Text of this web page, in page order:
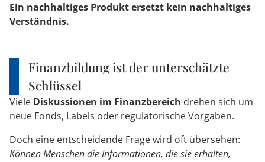
Ein nachhaltiges Produkt ersetzt kein nachhaltiges
Verständnis.
Finanzbildung ist der unterschätzte
Schlüssel
Viele Diskussionen im Finanzbereich drehen sich um
neue Fonds, Labels oder regulatorische Vorgaben.
Doch eine entscheidende Frage wird oft übersehen:
Können Menschen die Informationen, die sie erhalten,